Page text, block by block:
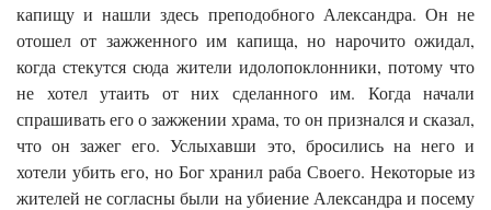
капищу и нашли здесь преподобного Александра. Он не
отошел от зажженного им капища, но нарочито ожидал,
когда стекутся сюда жители идолопоклонники, потому что
не хотел утаить от них сделанного им. Когда начали
спрашивать его о зажжении храма, то он признался и сказал,
что он зажег его. Услыхавши это, бросились на него и
хотели убить его, но Бог хранил раба Своего. Некоторые из
жителей не согласны были на убиение Александра и посему